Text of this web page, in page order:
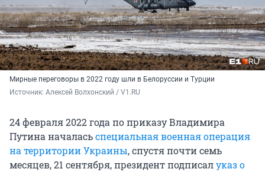
Мирные переговоры в 2022 году шли в Белоруссии и Турции
Источник: Алексей Волхонский / V1.RU
24 февраля 2022 года по приказу Владимира
Путина началасьспециальная военная операция
на территории Украины, спустя почти семь
месяцев, 21 сентября, президент подписалуказ о